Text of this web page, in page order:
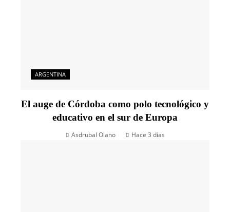
ARGENTINA
El auge de Córdoba como polo tecnológico y
educativo en el sur de Europa
Asdrubal Olano Hace 3 días